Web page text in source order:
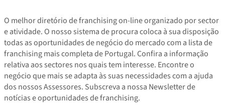
O melhor diretório de franchising on-line organizado por sector
e atividade. O nosso sistema de procura coloca à sua disposição
todas as oportunidades de negócio do mercado com a lista de
franchising mais completa de Portugal. Confira a informação
relativa aos sectores nos quais tem interesse. Encontre o
negócio que mais se adapta às suas necessidades com a ajuda
dos nossos Assessores. Subscreva a nossa Newsletter de
notícias e oportunidades de franchising.